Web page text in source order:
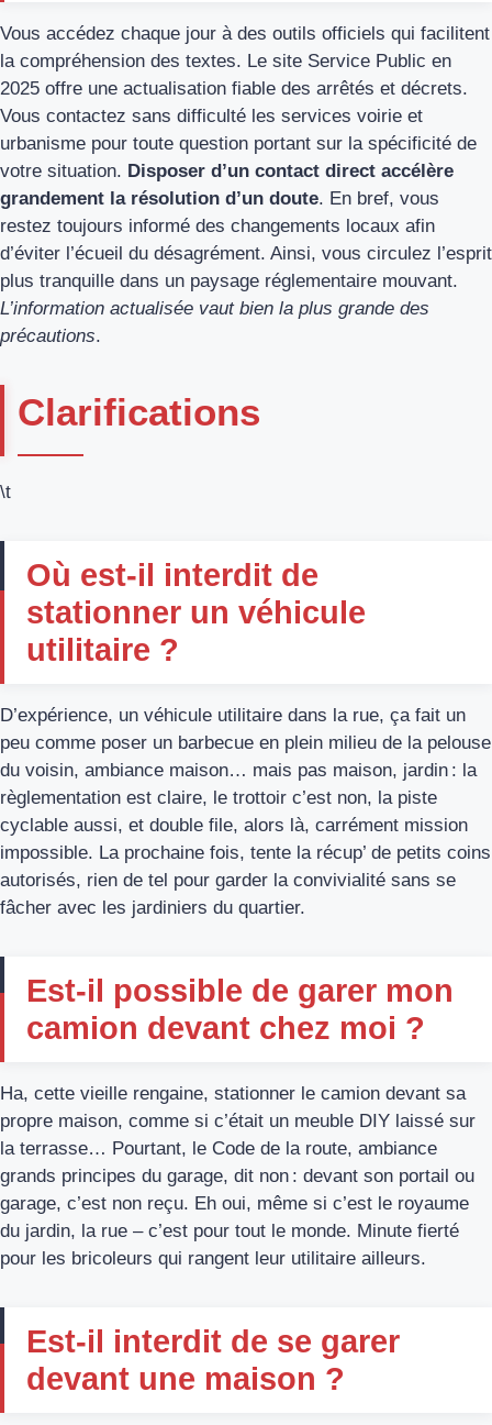
Vous accédez chaque jour à des outils officiels qui facilitent
la compréhension des textes. Le site Service Public en
2025 offre une actualisation fiable des arrêtés et décrets.
Vous contactez sans difficulté les services voirie et
urbanisme pour toute question portant sur la spécificité de
votre situation. Disposer d’un contact direct accélère
grandement la résolution d’un doute. En bref, vous
restez toujours informé des changements locaux afin
d’éviter l’écueil du désagrément. Ainsi, vous circulez l’esprit
plus tranquille dans un paysage réglementaire mouvant.
L’information actualisée vaut bien la plus grande des
précautions.
Clarifications
\t
Où est-il interdit de
stationner un véhicule
utilitaire ?
D’expérience, un véhicule utilitaire dans la rue, ça fait un
peu comme poser un barbecue en plein milieu de la pelouse
du voisin, ambiance maison… mais pas maison, jardin : la
règlementation est claire, le trottoir c’est non, la piste
cyclable aussi, et double file, alors là, carrément mission
impossible. La prochaine fois, tente la récup’ de petits coins
autorisés, rien de tel pour garder la convivialité sans se
fâcher avec les jardiniers du quartier.
Est-il possible de garer mon
camion devant chez moi ?
Ha, cette vieille rengaine, stationner le camion devant sa
propre maison, comme si c’était un meuble DIY laissé sur
la terrasse… Pourtant, le Code de la route, ambiance
grands principes du garage, dit non : devant son portail ou
garage, c’est non reçu. Eh oui, même si c’est le royaume
du jardin, la rue – c’est pour tout le monde. Minute fierté
pour les bricoleurs qui rangent leur utilitaire ailleurs.
Est-il interdit de se garer
devant une maison ?